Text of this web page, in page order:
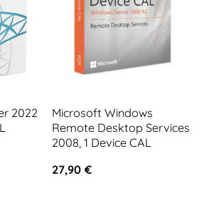
2022
Microsoft Windows
Remote Desktop Services
2008, 1 Device CAL
27,90 €